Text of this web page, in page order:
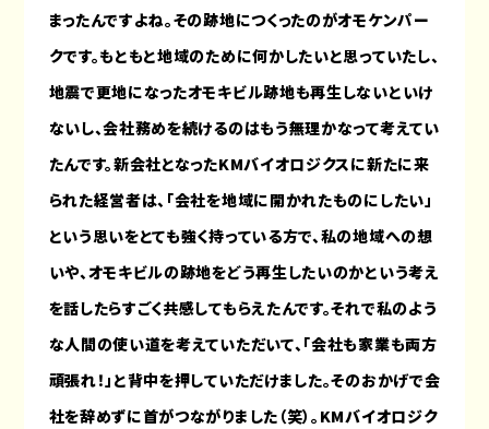
まったんですよね。その跡地につくったのがオモケンパー
クです。もともと地域のために何かしたいと思っていたし、
地震で更地になったオモキビル跡地も再生しないといけ
ないし、会社務めを続けるのはもう無理かなって考えてい
たんです。新会社となったKMバイオロジクスに新たに来
られた経営者は、「会社を地域に開かれたものにしたい」
という思いをとても強く持っている方で、私の地域への想
いや、オモキビルの跡地をどう再生したいのかという考え
を話したらすごく共感してもらえたんです。それで私のよう
な人間の使い道を考えていただいて、「会社も家業も両方
頑張れ！」と背中を押していただけました。そのおかげで会
社を辞めずに首がつながりました（笑）。KMバイオロジク